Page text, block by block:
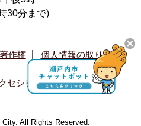
30分まで)
作権 個人情報の取り扱い
セシビリティ
All Rights Reserved.